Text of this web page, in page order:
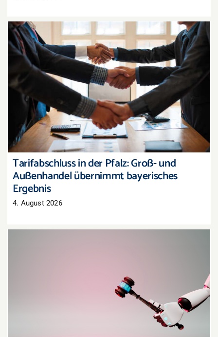
Tarifabschluss in der Pfalz: Groß- und
Außenhandel übernimmt bayerisches Ergebnis
Tarifabschluss in der Pfalz: Groß- und
Außenhandel übernimmt bayerisches
Ergebnis
4. August 2026
Oberlandesgericht Hamm: Haftung für
Aussagen eines KI-Chatbots